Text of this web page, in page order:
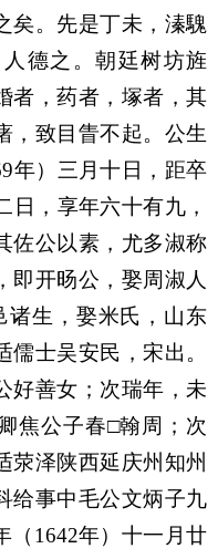
矣。先是丁未，溱騩
德之。朝廷树坊旌
者，药者，塚者，其
，致目眚不起。公生
年）三月十日，距卒
日，享年六十有九，
佐公以素，尤多淑称
即开旸公，娶周淑人
诸生，娶米氏，山东
士吴安民，宋出。
好善女；次瑞年，未
焦公子春□翰周；次
荥泽陕西延庆州知州
给事中毛公文炳子九
（1642年）十一月廿